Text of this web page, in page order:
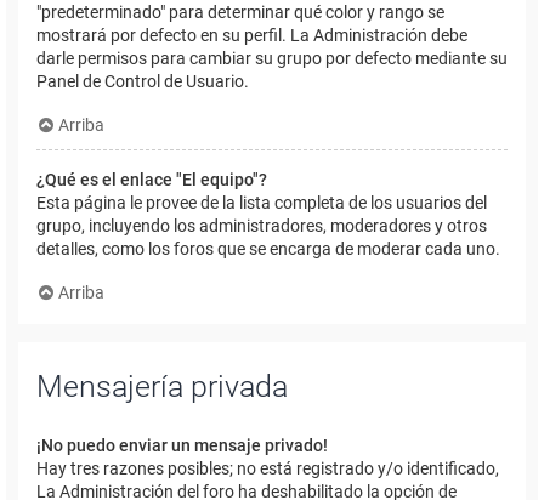
"predeterminado" para determinar qué color y rango se
mostrará por defecto en su perfil. La Administración debe
darle permisos para cambiar su grupo por defecto mediante su
Panel de Control de Usuario.
Arriba
¿Qué es el enlace "El equipo"?
Esta página le provee de la lista completa de los usuarios del
grupo, incluyendo los administradores, moderadores y otros
detalles, como los foros que se encarga de moderar cada uno.
Arriba
Mensajería privada
¡No puedo enviar un mensaje privado!
Hay tres razones posibles; no está registrado y/o identificado,
La Administración del foro ha deshabilitado la opción de